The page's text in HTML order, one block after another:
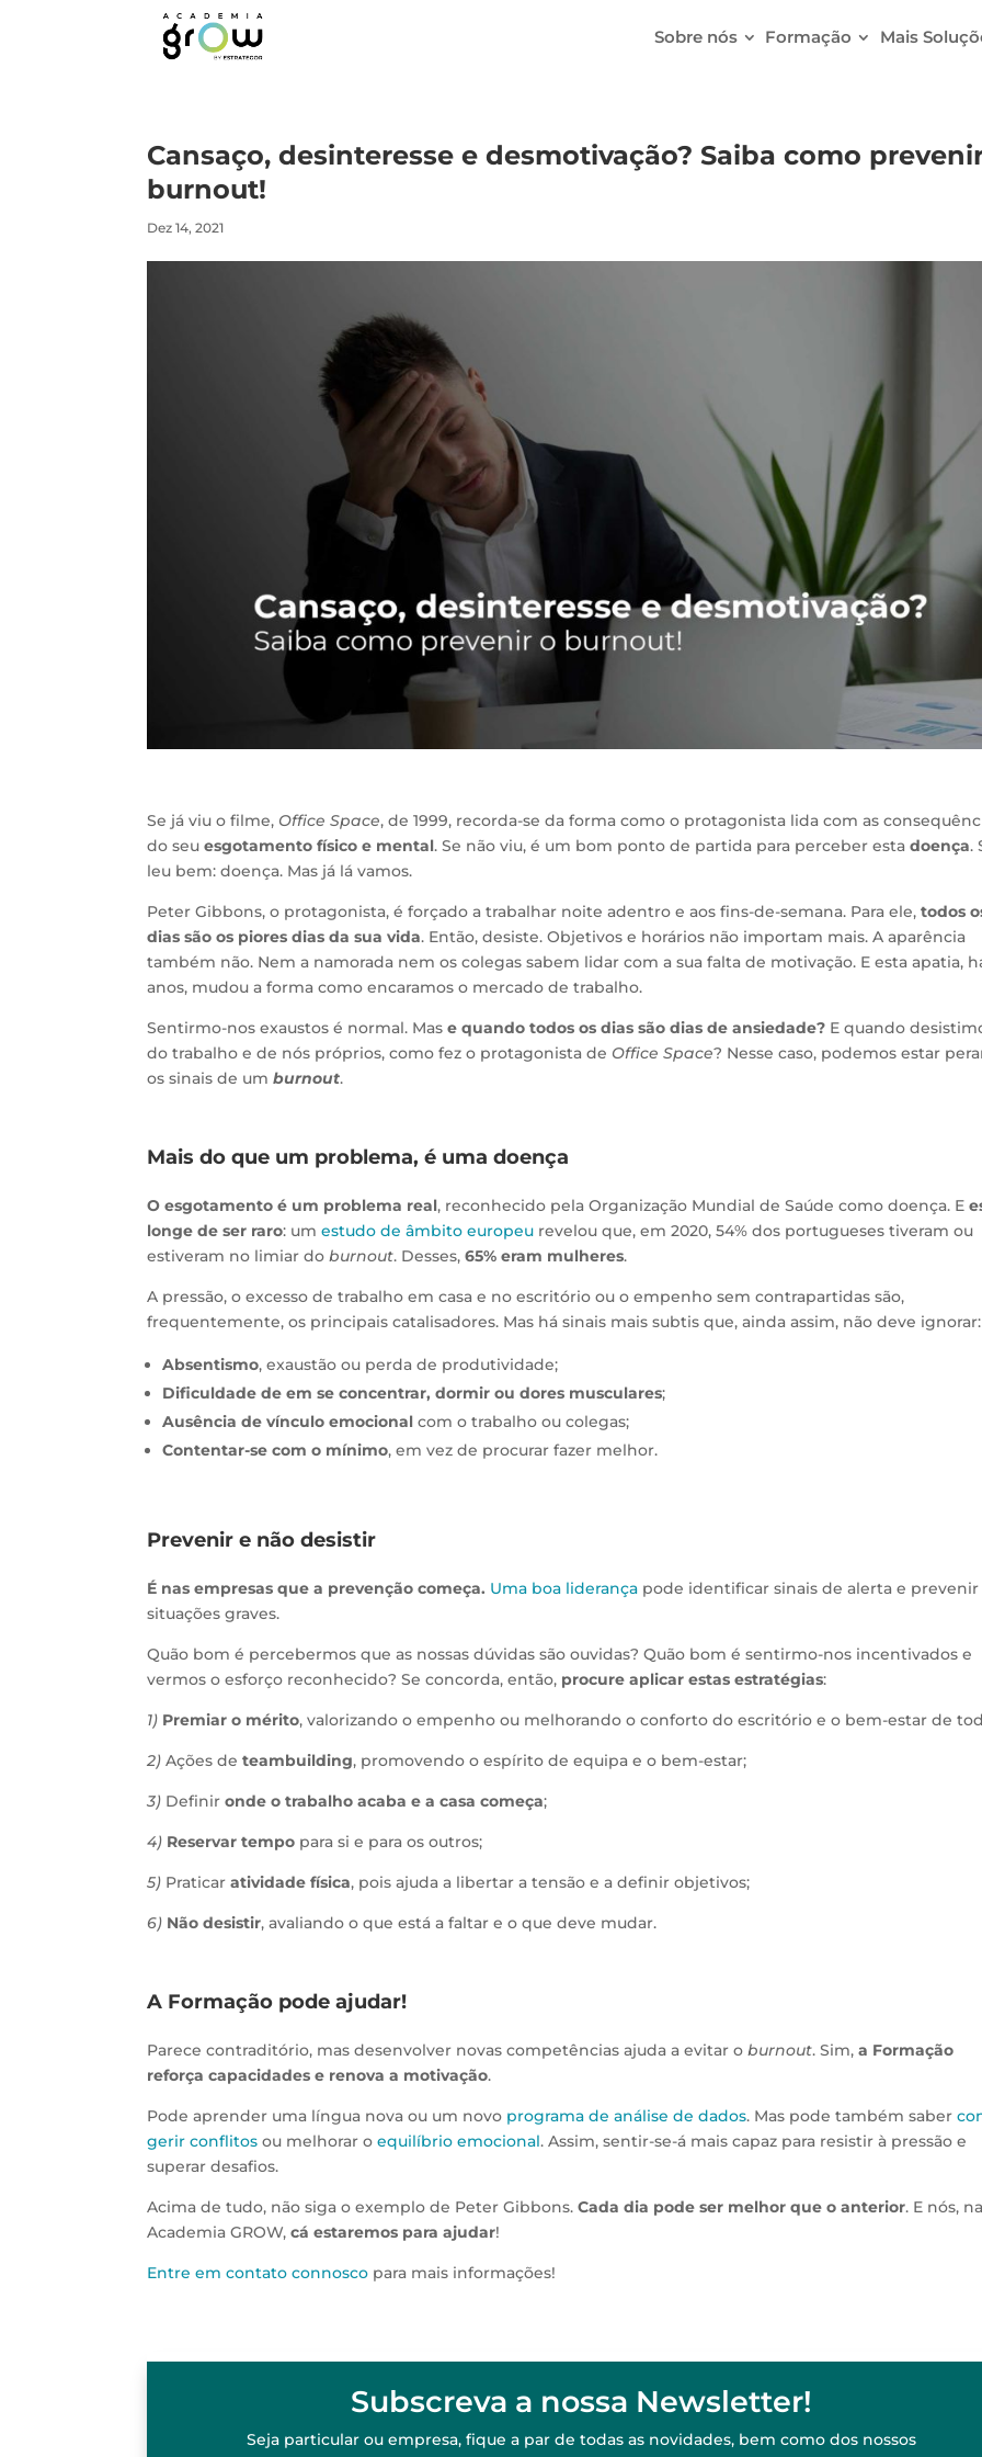
Sobre nós Formação Mais
Cansaço, desinteresse e desmotivação? Saiba como
burnout!
Dez 14, 2021
Se já viu o filme, Office Space, de 1999, recorda-se da forma como o protagonista lida com as
do seuesgotamento físico e mental. Se não viu, é um bom ponto de partida para perceber estadoença.
leu bem: doença. Mas já lá vamos.
Peter Gibbons, o protagonista, é forçado a trabalhar noite adentro e aos fins-de-semana. Para ele,todos
dias são os piores dias da sua vida. Então, desiste. Objetivos e horários não importam mais. A aparência
também não. Nem a namorada nem os colegas sabem lidar com a sua falta de motivação. E esta apatia,
anos, mudou a forma como encaramos o mercado de trabalho.
Sentirmo-nos exaustos é normal. Mas e quando todos os dias são dias de ansiedade? E quando
do trabalho e de nós próprios, como fez o protagonista de Office Space? Nesse caso, podemos estar
os sinais de umburnout.
Mais do que um problema, é uma doença
O esgotamento é um problema real, reconhecido pela Organização Mundial de Saúde como doença. E
longe de ser raro: umestudo de âmbito europeu revelou que, em 2020, 54% dos portugueses tiveram ou
estiveram no limiar doburnout. Desses,65% eram mulheres.
A pressão, o excesso de trabalho em casa e no escritório ou o empenho sem contrapartidas são,
frequentemente, os principais catalisadores. Mas há sinais mais subtis que, ainda assim, não deve ignorar:
Absentismo, exaustão ou perda de produtividade;
Dificuldade de em se concentrar, dormir ou dores musculares;
Ausência de vínculo emocional com o trabalho ou colegas;
Contentar-se com o mínimo, em vez de procurar fazer melhor.
Prevenir e não desistir
É nas empresas que a prevenção começa. Uma boa liderança pode identificar sinais de alerta e prevenir
situações graves.
Quão bom é percebermos que as nossas dúvidas são ouvidas? Quão bom é sentirmo-nos incentivados e
vermos o esforço reconhecido? Se concorda, então, procure aplicar estas estratégias:
1) Premiar o mérito, valorizando o empenho ou melhorando o conforto do escritório e o bem-estar de
2) Ações de teambuilding, promovendo o espírito de equipa e o bem-estar;
3) Definir onde o trabalho acaba e a casa começa;
4) Reservar tempo para si e para os outros;
5) Praticaratividade física, pois ajuda a libertar a tensão e a definir objetivos;
6) Não desistir, avaliando o que está a faltar e o que deve mudar.
A Formação pode ajudar!
Parece contraditório, mas desenvolver novas competências ajuda a evitar oburnout. Sim,a Formação
reforça capacidades e renova a motivação.
Pode aprender uma língua nova ou um novo programa de análise de dados. Mas pode também saber
gerir conflitos ou melhorar oequilíbrio emocional. Assim, sentir-se-á mais capaz para resistir à pressão e
superar desafios.
Acima de tudo, não siga o exemplo de Peter Gibbons.Cada dia pode ser melhor que o anterior. E nós,
Academia GROW,cá estaremos para ajudar!
Entre em contato connosco para mais informações!
Subscreva a nossa Newsletter!
Seja particular ou empresa, fique a par de todas as novidades, bem como dos nossos